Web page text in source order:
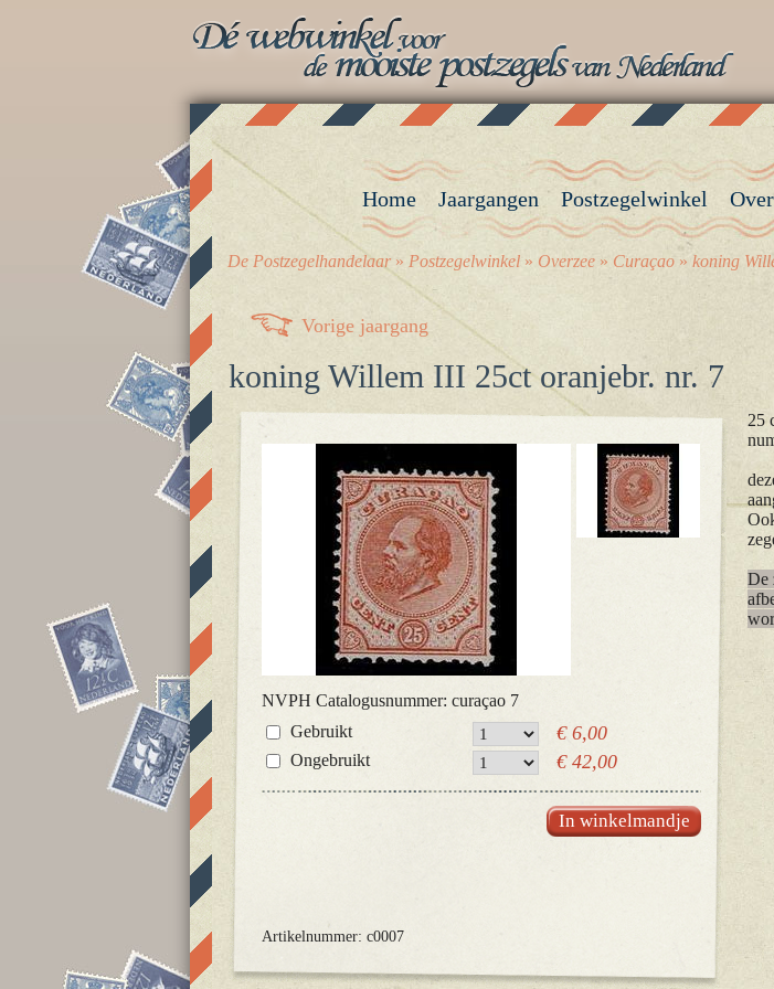
Vorige jaargang
koning Willem III 25ct oranjebr. nr. 7
NVPH Catalogusnummer: curaçao 7
Gebruikt
€ 6,00
Ongebruikt € 42,00
Artikelnummer: c0007
In winkelmandje
25
De
Home Jaargangen Postzegelwinkel
De Postzegelhandelaar» Postzegelwinkel » Overzee » Curaçao » koning